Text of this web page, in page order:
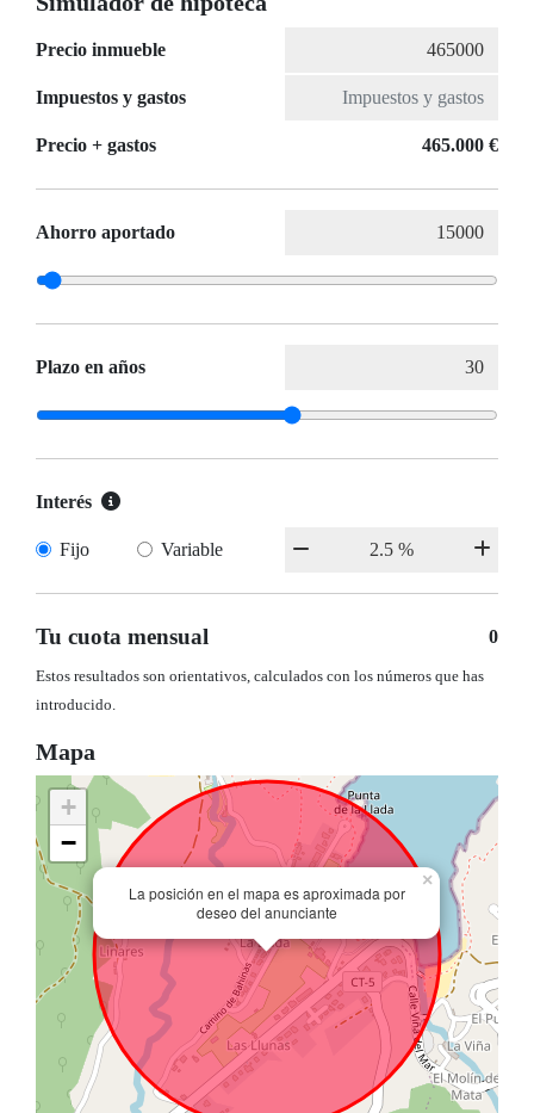
Precio inmueble
Impuestos y gastos
Precio + gastos 465.000 €
Ahorro aportado
Plazo en años
Interés
Fijo Variable
Tu cuota mensual 0
Estos resultados son orientativos, calculados con los números que has
introducido.
Mapa
La posición en el mapa es aproximada por
deseo del anunciante
×
+
−